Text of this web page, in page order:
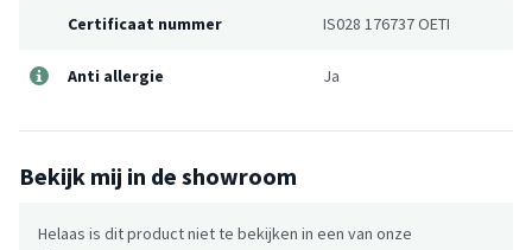
Certificaat nummer IS028 176737 OETI
Anti allergie Ja
Bekijk mij in de showroom
Helaas is dit product niet te bekijken in een van onze